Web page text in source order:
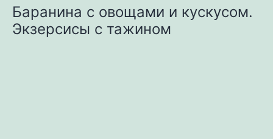
Баранина с овощами и кускусом.
Экзерсисы с тажином